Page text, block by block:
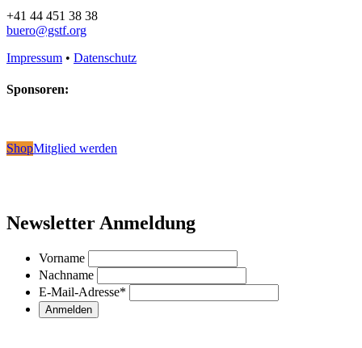
+41 44 451 38 38
buero@gstf.org
Impressum • Datenschutz
Sponsoren:
ShopMitglied werden
Newsletter Anmeldung
Vorname
Nachname
E-Mail-Adresse*